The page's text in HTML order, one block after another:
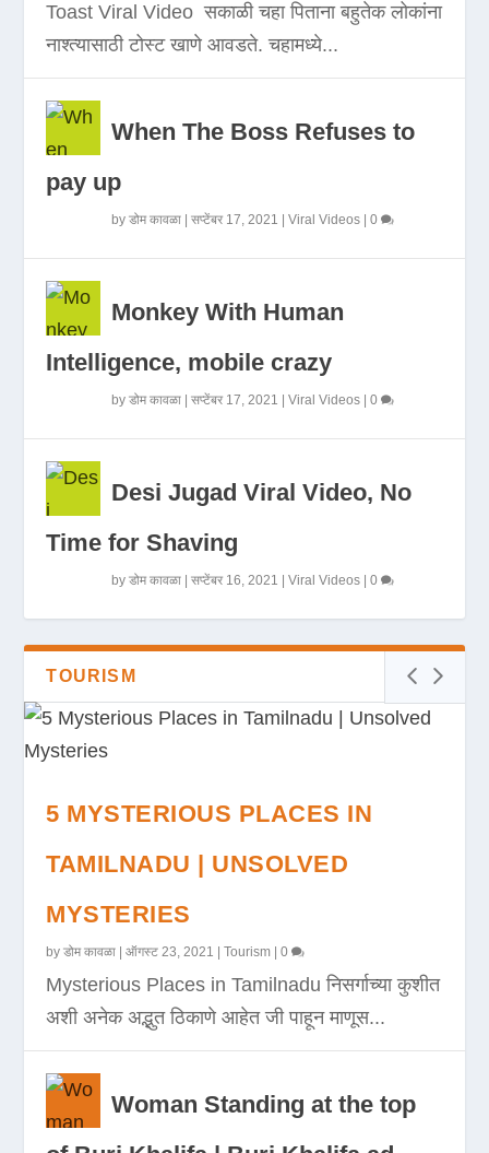
Toast Viral Video सकाळी चहा पिताना बहुतेक लोकांना
नाश्त्यासाठी टोस्ट खाणे आवडते. चहामध्ये...
When The Boss Refuses to
pay up
byडोम कावळा |सप्टेंबर 17, 2021 |Viral Videos |0
Monkey With Human
Intelligence, mobile crazy
byडोम कावळा |सप्टेंबर 17, 2021 |Viral Videos |0
Desi Jugad Viral Video, No
Time for Shaving
byडोम कावळा |सप्टेंबर 16, 2021 |Viral Videos |0
TOURISM
5 MYSTERIOUS PLACES IN
TAMILNADU | UNSOLVED
MYSTERIES
byडोम कावळा |ऑगस्ट 23, 2021 |Tourism |0
Mysterious Places in Tamilnadu निसर्गाच्या कुशीत
अशी अनेक अद्भुत ठिकाणे आहेत जी पाहून माणूस...
Woman Standing at the top